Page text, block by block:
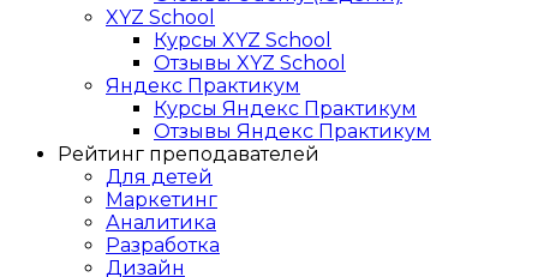
XYZ School
Курсы XYZ School
Отзывы XYZ School
Яндекс Практикум
Курсы Яндекс Практикум
Отзывы Яндекс Практикум
Рейтинг преподавателей
Для детей
Маркетинг
Аналитика
Разработка
Дизайн